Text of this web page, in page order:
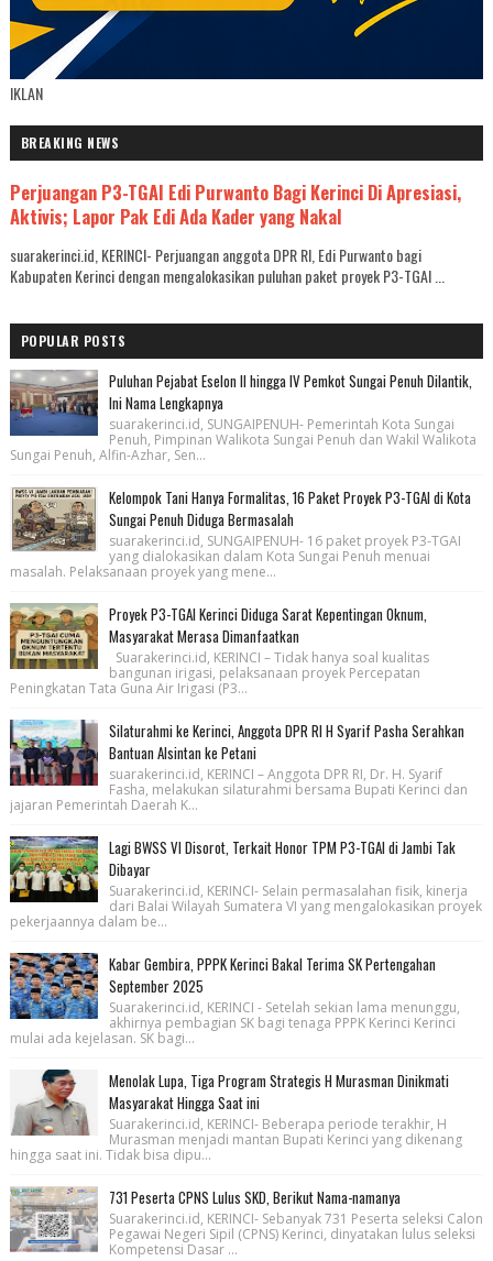
IKLAN
BREAKING NEWS
Perjuangan P3-TGAI Edi Purwanto Bagi Kerinci Di Apresiasi,
Aktivis; Lapor Pak Edi Ada Kader yang Nakal
suarakerinci.id, KERINCI- Perjuangan anggota DPR RI, Edi Purwanto bagi
Kabupaten Kerinci dengan mengalokasikan puluhan paket proyek P3-TGAI ...
POPULAR POSTS
Puluhan Pejabat Eselon II hingga IV Pemkot Sungai Penuh Dilantik,
Ini Nama Lengkapnya
suarakerinci.id, SUNGAIPENUH- Pemerintah Kota Sungai
Penuh, Pimpinan Walikota Sungai Penuh dan Wakil Walikota
Sungai Penuh, Alfin-Azhar, Sen...
Kelompok Tani Hanya Formalitas, 16 Paket Proyek P3-TGAI di Kota
Sungai Penuh Diduga Bermasalah
suarakerinci.id, SUNGAIPENUH- 16 paket proyek P3-TGAI
yang dialokasikan dalam Kota Sungai Penuh menuai
masalah. Pelaksanaan proyek yang mene...
Proyek P3-TGAI Kerinci Diduga Sarat Kepentingan Oknum,
Masyarakat Merasa Dimanfaatkan
Suarakerinci.id, KERINCI – Tidak hanya soal kualitas
bangunan irigasi, pelaksanaan proyek Percepatan
Peningkatan Tata Guna Air Irigasi (P3...
Silaturahmi ke Kerinci, Anggota DPR RI H Syarif Pasha Serahkan
Bantuan Alsintan ke Petani
suarakerinci.id, KERINCI – Anggota DPR RI, Dr. H. Syarif
Fasha, melakukan silaturahmi bersama Bupati Kerinci dan
jajaran Pemerintah Daerah K...
Lagi BWSS VI Disorot, Terkait Honor TPM P3-TGAI di Jambi Tak
Dibayar
Suarakerinci.id, KERINCI- Selain permasalahan fisik, kinerja
dari Balai Wilayah Sumatera VI yang mengalokasikan proyek
pekerjaannya dalam be...
Kabar Gembira, PPPK Kerinci Bakal Terima SK Pertengahan
September 2025
Suarakerinci.id, KERINCI - Setelah sekian lama menunggu,
akhirnya pembagian SK bagi tenaga PPPK Kerinci Kerinci
mulai ada kejelasan. SK bagi...
Menolak Lupa, Tiga Program Strategis H Murasman Dinikmati
Masyarakat Hingga Saat ini
Suarakerinci.id, KERINCI- Beberapa periode terakhir, H
Murasman menjadi mantan Bupati Kerinci yang dikenang
hingga saat ini. Tidak bisa dipu...
731 Peserta CPNS Lulus SKD, Berikut Nama-namanya
Suarakerinci.id, KERINCI- Sebanyak 731 Peserta seleksi Calon
Pegawai Negeri Sipil (CPNS) Kerinci, dinyatakan lulus seleksi
Kompetensi Dasar ...